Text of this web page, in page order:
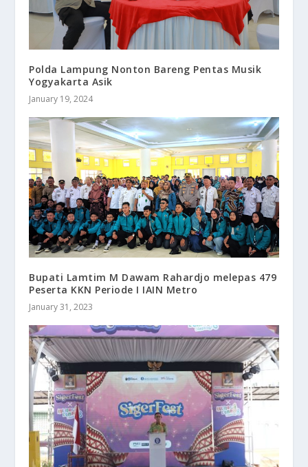
Polda Lampung Nonton Bareng Pentas Musik
Yogyakarta Asik
January 19, 2024
Bupati Lamtim M Dawam Rahardjo melepas 479
Peserta KKN Periode I IAIN Metro
January 31, 2023